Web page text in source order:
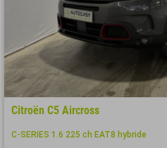
Citroën C5 Aircross
C-SERIES 1.6 225 ch EAT8 hybride